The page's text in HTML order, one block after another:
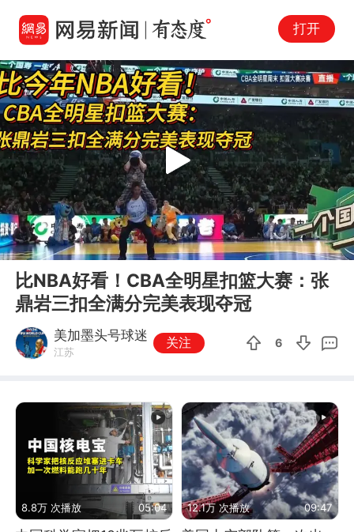
打开
00:00 02:50
Play
比NBA好看！CBA全明星扣篮大赛：张
鼎岩三扣全满分完美表现夺冠
美加墨头号球迷
江苏
关注 6
8.8万 次播放 05:04 12.1万 次播放 09:47